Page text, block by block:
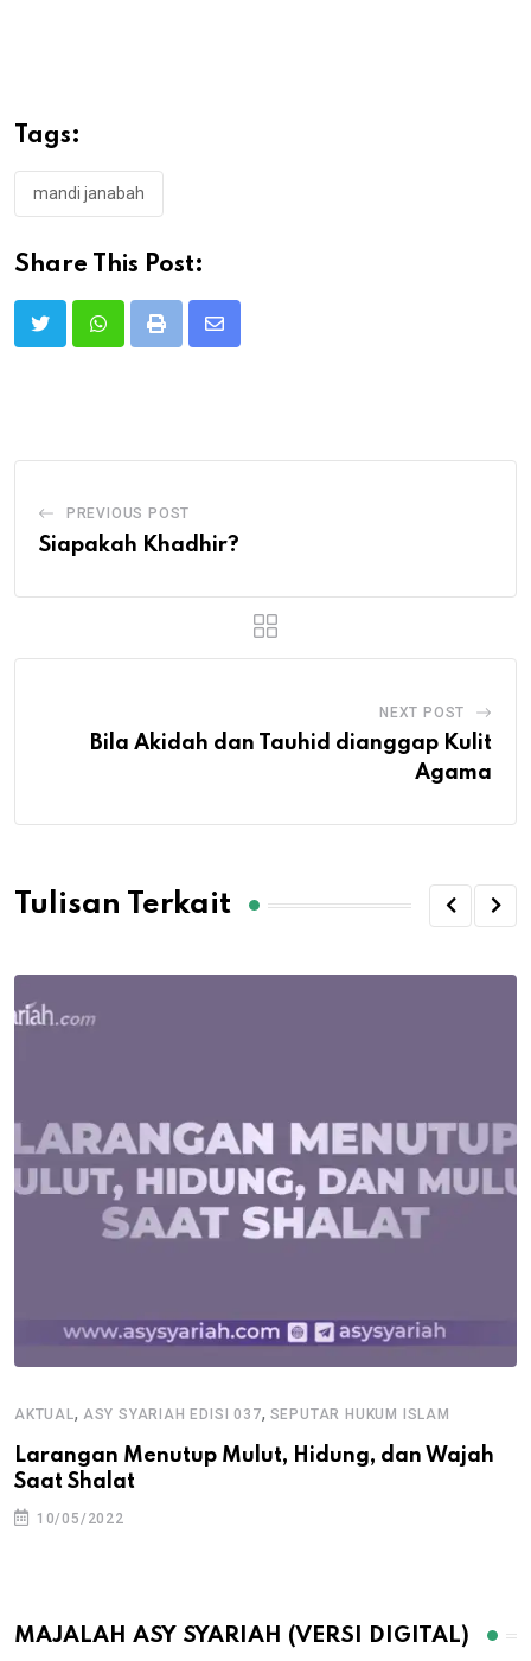
Tags:
mandi janabah
Share This Post:
Print
Share
PREVIOUS POST
Siapakah Khadhir?
NEXT POST
Bila Akidah dan Tauhid dianggap Kulit
Agama
Tulisan Terkait
AKTUAL, ASY SYARIAH EDISI 037, SEPUTAR HUKUM ISLAM
Larangan Menutup Mulut, Hidung, dan Wajah
Saat Shalat
10/05/2022
MAJALAH ASY SYARIAH (VERSI DIGITAL)